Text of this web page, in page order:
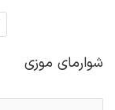
شوارمای موزی